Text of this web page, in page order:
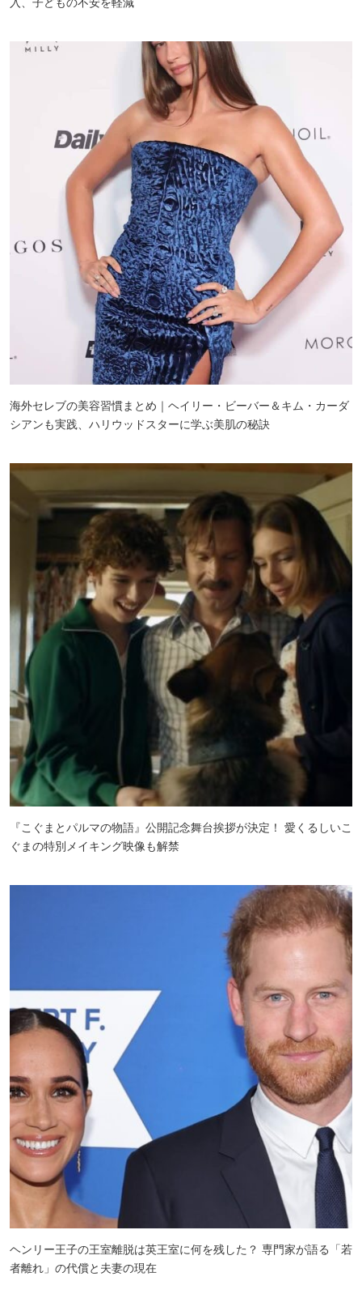
入、子どもの不安を軽減
海外セレブの美容習慣まとめ｜ヘイリー・ビーバー＆キム・カーダ
シアンも実践、ハリウッドスターに学ぶ美肌の秘訣
『こぐまとパルマの物語』公開記念舞台挨拶が決定！ 愛くるしいこ
ぐまの特別メイキング映像も解禁
ヘンリー王子の王室離脱は英王室に何を残した？ 専門家が語る「若
者離れ」の代償と夫妻の現在